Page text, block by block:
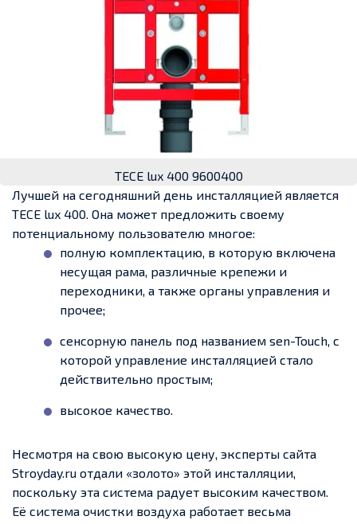
TECE lux 400 9600400
Лучшей на сегодняшний день инсталляцией является
TECE lux 400. Она может предложить своему
потенциальному пользователю многое:
полную комплектацию, в которую включена
несущая рама, различные крепежи и
переходники, а также органы управления и
прочее;
сенсорную панель под названием sen-Touch, с
которой управление инсталляцией стало
действительно простым;
высокое качество.
Несмотря на свою высокую цену, эксперты сайта
Stroyday.ru отдали «золото» этой инсталляции,
поскольку эта система радует высоким качеством.
Её система очистки воздуха работает весьма